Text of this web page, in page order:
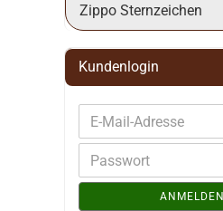
Zippo Sternzeichen
Kundenlogin
ANMELDEN